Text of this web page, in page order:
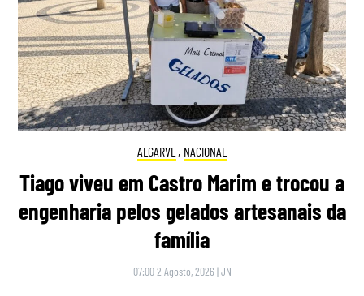
ALGARVE, NACIONAL
Tiago viveu em Castro Marim e trocou a
engenharia pelos gelados artesanais da
família
07:00 2 Agosto, 2026 |JN